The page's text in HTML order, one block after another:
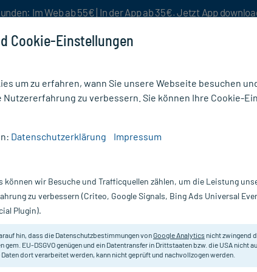
Im Web ab 55€ | In der App ab 35€. Jetzt App
Nur für kurze Zeit:Gratis-Versand* ab 19€
8 cm x 4
Zur Fixierung von Verbänden
Darreichung:
Cookie-Einstellungen
um zu erfahren, wann Sie unsere Webseite besuchen
Nutzererfahrung zu verbessern. Sie können Ihre Cookie-
Datenschutzerklärung Impressum
können wir Besuche und Trafficquellen zählen, um die Leistung
zu verbessern (Criteo, Google Signals, Bing Ads Universal
Plugin).
hin, dass die Datenschutzbestimmungen vonGoogle Analytics nicht zwingend
gem. EU-DSGVO genügen und ein Datentransfer in Drittstaaten bzw. die USA nicht
Daten dort verarbeitet werden, kann nicht geprüft und nachvollzogen werden.